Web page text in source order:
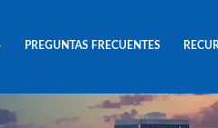
PREGUNTAS FRECUENTES